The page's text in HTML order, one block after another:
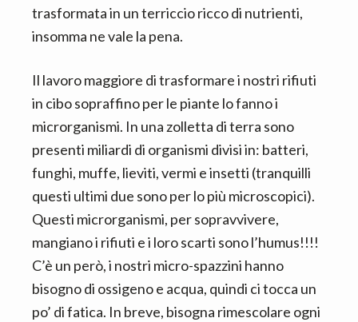
trasformata in un terriccio ricco di nutrienti,
insomma ne vale la pena.
Il lavoro maggiore di trasformare i nostri rifiuti
in cibo sopraffino per le piante lo fanno i
microrganismi. In una zolletta di terra sono
presenti miliardi di organismi divisi in: batteri,
funghi, muffe, lieviti, vermi e insetti (tranquilli
questi ultimi due sono per lo più microscopici).
Questi microrganismi, per sopravvivere,
mangiano i rifiuti e i loro scarti sono l’humus!!!!
C’è un però, i nostri micro-spazzini hanno
bisogno di ossigeno e acqua, quindi ci tocca un
po’ di fatica. In breve, bisogna rimescolare ogni